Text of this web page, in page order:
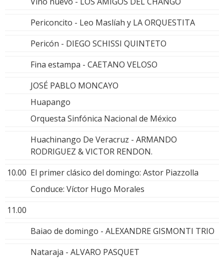
Periconcito - Leo Maslíah y LA ORQUESTITA
Pericón - DIEGO SCHISSI QUINTETO
Fina estampa - CAETANO VELOSO
JOSÉ PABLO MONCAYO
Huapango
Orquesta Sinfónica Nacional de México
Huachinango De Veracruz - ARMANDO
RODRIGUEZ & VICTOR RENDON.
10.00 El primer clásico del domingo: Astor Piazzolla
Conduce: Víctor Hugo Morales
11.00
Baiao de domingo - ALEXANDRE GISMONTI TRIO
Nataraja - ALVARO PASQUET